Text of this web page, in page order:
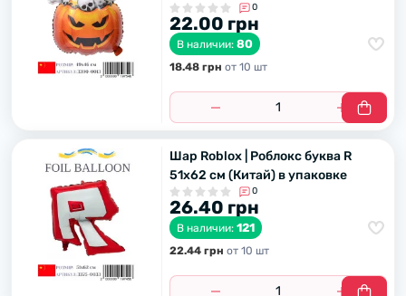
0
22.00 грн
В наличии: 80
18.48 грн от 10 шт
Шар Roblox | Роблокс буква R
51х62 см (Китай) в упаковке
0
26.40 грн
В наличии: 121
22.44 грн от 10 шт